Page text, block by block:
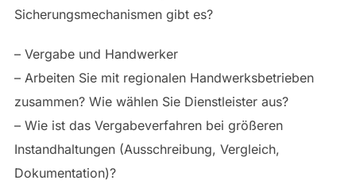
Sicherungsmechanismen gibt es?
– Vergabe und Handwerker
– Arbeiten Sie mit regionalen Handwerksbetrieben
zusammen? Wie wählen Sie Dienstleister aus?
– Wie ist das Vergabeverfahren bei größeren
Instandhaltungen (Ausschreibung, Vergleich,
Dokumentation)?